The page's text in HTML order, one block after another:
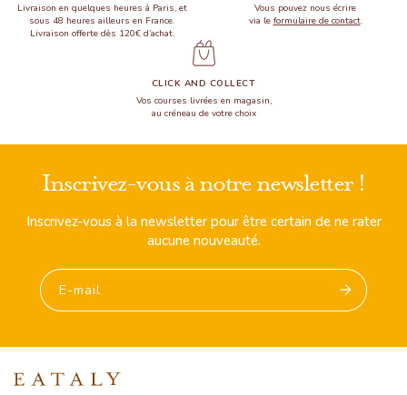
Livraison en quelques heures à Paris, et
sous 48 heures ailleurs en France.
Livraison offerte dès 120€ d’achat.
Vous pouvez nous écrire
via le formulaire de contact.
CLICK AND COLLECT
Vos courses livrées en magasin,
au créneau de votre choix
Inscrivez-vous à notre newsletter !
Inscrivez-vous à la newsletter pour être certain de ne rater
aucune nouveauté.
E-mail